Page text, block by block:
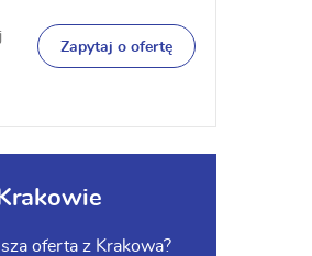
Zapytaj o ofertę
oferta z Krakowa?